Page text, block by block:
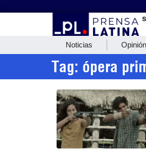
Noticias Opinión
Tag: ópera